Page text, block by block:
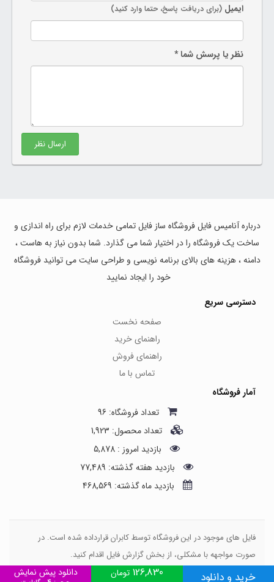
ایمیل (برای دریافت پاسخ، حتما وارد کنید)
نظر یا پرسش شما *
ارسال نظر
درباره آنامیس فایل فروشگاه ساز فایل تمامی خدمات لازم برای راه اندازی و
ساخت یک فروشگاه را در اختیار شما می گذارد. شما بدون نیاز به هاست ،
دامنه ، هزینه های بالای برنامه نویسی و طراحی سایت می توانید فروشگاه
خود را ایجاد نمایید
دسترسی سریع
صفحه نخست
راهنمای خرید
راهنمای فروش
تماس با ما
آمار فروشگاه
تعداد فروشگاه: 96
تعداد محصول: 1,923
بازدید امروز : 5,878
بازدید هفته گذشته: 77,489
بازدید ماه گذشته: 468,569
فایل های موجود در این فروشگاه توسط کابران قرارداده شده است. در
صورت مواجهه با مشکلی، از بخش گزارش فایل اقدام کنید.
طراحی کسب و کار اینترنتی، وبتینا
خرید و دانلود 126,830 تومان دانلود پیش نمایش